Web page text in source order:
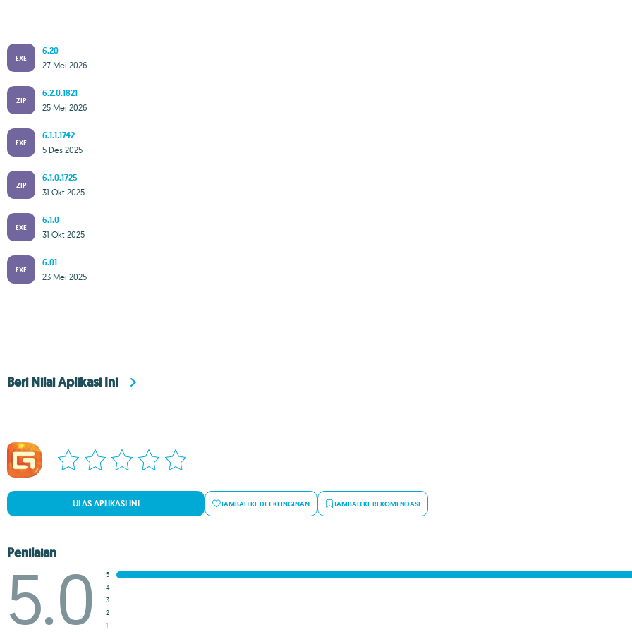
EXE
6.20
27 Mei 2026
ZIP
6.2.0.1821
25 Mei 2026
EXE
6.1.1.1742
5 Des 2025
ZIP
6.1.0.1725
31 Okt 2025
EXE
6.1.0
31 Okt 2025
EXE
6.01
23 Mei 2025
Beri Nilai Aplikasi Ini
ULAS APLIKASI INI TAMBAH KE DFT KEINGINAN TAMBAH KE REKOMENDASI
Penilaian
5.0
5
4
3
2
1